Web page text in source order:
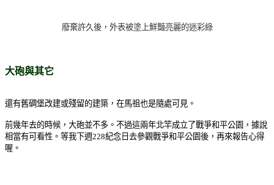
廢棄許久後，外表被塗上鮮豔亮麗的迷彩綠
大砲與其它
還有舊碉堡改建或殘留的建築，在馬祖也是隨處可見。
前幾年去的時候，大砲並不多。不過這兩年北竿成立了戰爭和平公園，據說
相當有可看性。等我下週228紀念日去參觀戰爭和平公園後，再來報告心得
喔。